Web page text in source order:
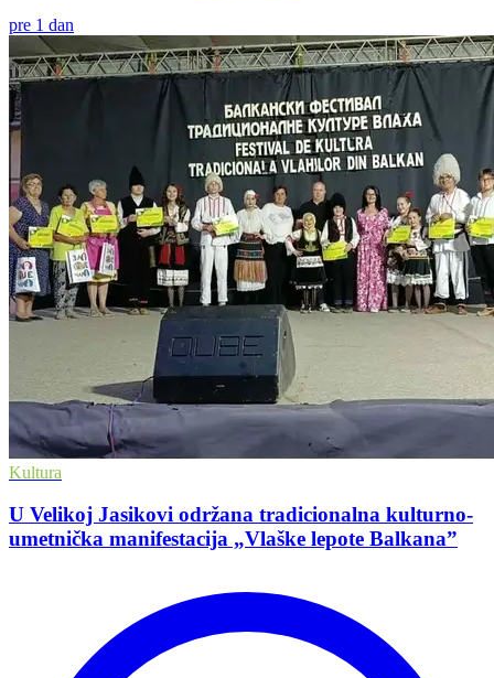
pre 1 dan
Kultura
U Velikoj Jasikovi održana tradicionalna kulturno-
umetnička manifestacija „Vlaške lepote Balkana”